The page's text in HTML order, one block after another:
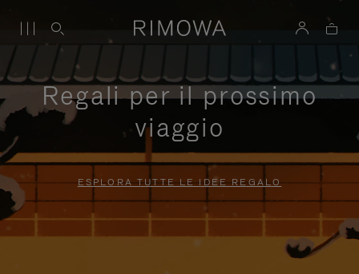
Regali per il prossimo
viaggio
ESPLORA TUTTE LE IDEE REGALO